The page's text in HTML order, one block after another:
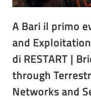
A Bari il primo
and
di RESTART |
through
Networks and